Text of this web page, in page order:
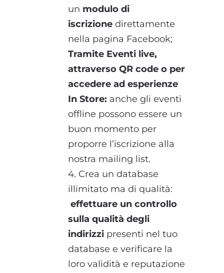
un modulo di
iscrizione direttamente
nella pagina Facebook;
Tramite Eventi live,
attraverso QR code o per
accedere ad esperienze
In Store: anche gli eventi
offline possono essere un
buon momento per
proporre l’iscrizione alla
nostra mailing list.
4. Crea un database
illimitato ma di qualità:
effettuare un controllo
sulla qualità degli
indirizzi presenti nel tuo
database e verificare la
loro validità e reputazione